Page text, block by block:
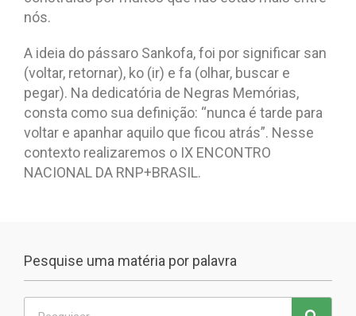
nós.
A ideia do pássaro Sankofa, foi por significar san
(voltar, retornar), ko (ir) e fa (olhar, buscar e
pegar). Na dedicatória de Negras Memórias,
consta como sua definição: “nunca é tarde para
voltar e apanhar aquilo que ficou atrás”. Nesse
contexto realizaremos o IX ENCONTRO
NACIONAL DA RNP+BRASIL.
Pesquise uma matéria por palavra